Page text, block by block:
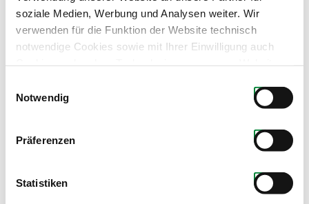
soziale Medien, Werbung und Analysen weiter. Wir
verwenden für die Funktion der Website technisch
notwendige Cookies sowie mit Ihrer Einwilligung auch
zu personalisieren, Funktionen für soziale Medien
anbieten zu können, externe Inhalte einzubinden und
personalisierte Werbung auf anderen Plattformen zu
zeigen. Dazu teilen wir Informationen zu Ihrer
soziale Medien, Werbung und Analysen. Ihre Einwilligung
zu technisch nicht notwendigen Cookies können Sie
Notwendig
Präferenzen
Statistiken